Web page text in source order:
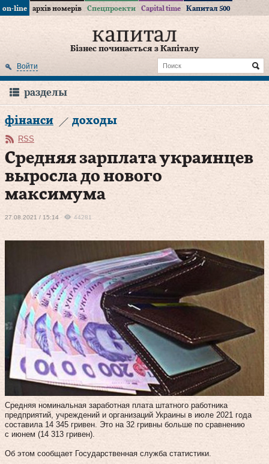
on-line архів номерів Спецпроекти Capital time Капитал 500
Бізнес починається з Капіталу
Войти
разделы
фінанси доходы
RSS
Средняя зарплата украинцев
выросла до нового
максимума
27.08.2021 / 15:14 44281
Средняя номинальная заработная плата штатного работника
предприятий, учреждений и организаций Украины в июле 2021 года
составила 14 345 гривен. Это на 32 гривны больше по сравнению
с июнем (14 313 гривен).
Об этом сообщает Государственная служба статистики.